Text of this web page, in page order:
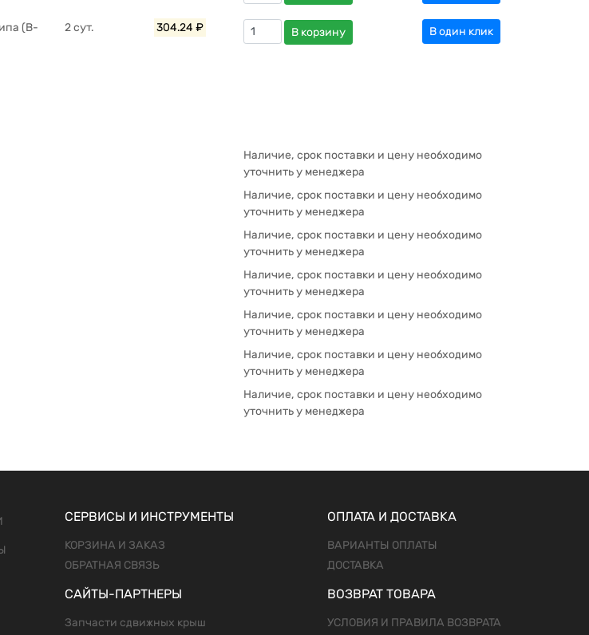
(B-
2 сут. 304.24 ₽ В корзину В один клик
Наличие, срок поставки и цену необходимо
уточнить у менеджера
Наличие, срок поставки и цену необходимо
уточнить у менеджера
Наличие, срок поставки и цену необходимо
уточнить у менеджера
Наличие, срок поставки и цену необходимо
уточнить у менеджера
Наличие, срок поставки и цену необходимо
уточнить у менеджера
Наличие, срок поставки и цену необходимо
уточнить у менеджера
Наличие, срок поставки и цену необходимо
уточнить у менеджера
СЕРВИСЫ И ИНСТРУМЕНТЫ
КОРЗИНА И ЗАКАЗ
ОБРАТНАЯ СВЯЗЬ
САЙТЫ-ПАРТНЕРЫ
Запчасти сдвижных крыш
ОПЛАТА И ДОСТАВКА
ВАРИАНТЫ ОПЛАТЫ
ДОСТАВКА
ВОЗВРАТ ТОВАРА
УСЛОВИЯ И ПРАВИЛА ВОЗВРАТА